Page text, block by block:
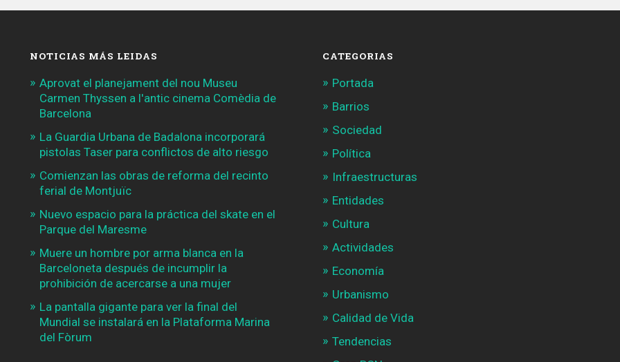
NOTICIAS MÁS LEIDAS
Aprovat el planejament del nou Museu
Carmen Thyssen a l'antic cinema Comèdia de
Barcelona
La Guardia Urbana de Badalona incorporará
pistolas Taser para conflictos de alto riesgo
Comienzan las obras de reforma del recinto
ferial de Montjuïc
Nuevo espacio para la práctica del skate en el
Parque del Maresme
Muere un hombre por arma blanca en la
Barceloneta después de incumplir la
prohibición de acercarse a una mujer
La pantalla gigante para ver la final del
Mundial se instalará en la Plataforma Marina
del Fòrum
CATEGORIAS
Portada
Barrios
Sociedad
Política
Infraestructuras
Entidades
Cultura
Actividades
Economía
Urbanismo
Calidad de Vida
Tendencias